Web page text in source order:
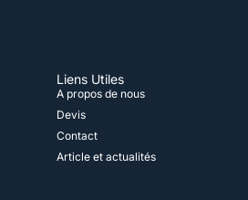
Liens Utiles
A propos de nous
Devis
Contact
Article et actualités